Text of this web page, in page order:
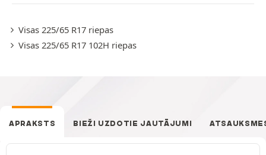
Visas 225/65 R17 riepas
Visas 225/65 R17 102H riepas
APRAKSTS BIEŽI UZDOTIE JAUTĀJUMI